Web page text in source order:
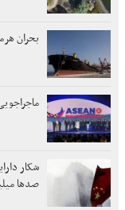
بحران
شکار
صدها